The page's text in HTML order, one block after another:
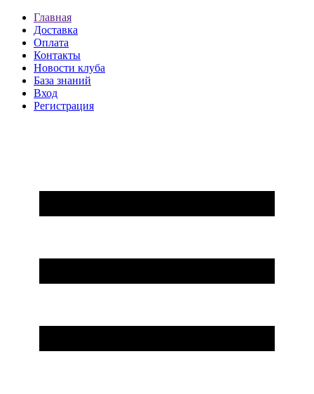
Главная
Доставка
Оплата
Контакты
Новости клуба
База знаний
Вход
Регистрация